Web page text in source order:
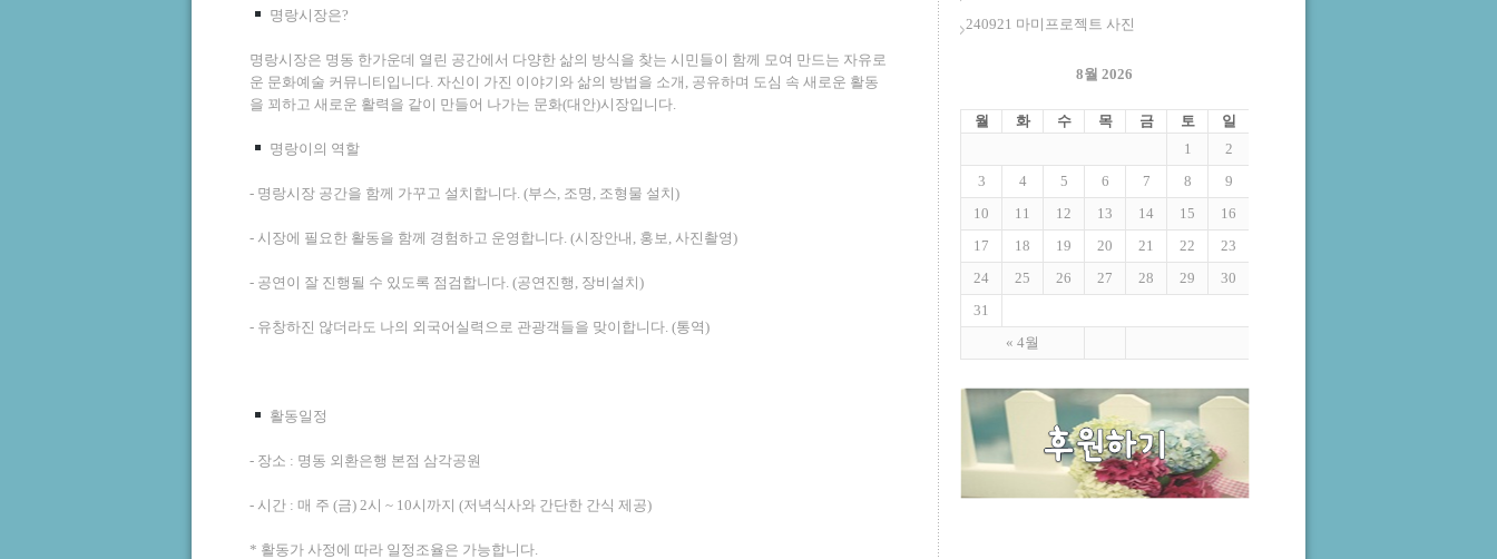
명랑시장은?
명랑시장은 명동 한가운데 열린 공간에서 다양한 삶의 방식을 찾는 시민들이 함께 모여 만드는 자유로
운 문화예술 커뮤니티입니다. 자신이 가진 이야기와 삶의 방법을 소개, 공유하며 도심 속 새로운 활동
을 꾀하고 새로운 활력을 같이 만들어 나가는 문화(대안)시장입니다.
명랑이의 역할
- 명랑시장 공간을 함께 가꾸고 설치합니다. (부스, 조명, 조형물 설치)
- 시장에 필요한 활동을 함께 경험하고 운영합니다. (시장안내, 홍보, 사진촬영)
- 공연이 잘 진행될 수 있도록 점검합니다. (공연진행, 장비설치)
- 유창하진 않더라도 나의 외국어실력으로 관광객들을 맞이합니다. (통역)
활동일정
- 장소 : 명동 외환은행 본점 삼각공원
- 시간 : 매 주 (금) 2시 ~ 10시까지 (저녁식사와 간단한 간식 제공)
* 활동가 사정에 따라 일정조율은 가능합니다.
240921 마미프로젝트 사진
8월 2026
월 화 수 목 금 토 일
« 4월
1
2
3
4 5 6 7 8
9
10
11 12 13 14 15
16
17
18 19 20 21 22
23
24
25 26 27 28 29
30
31